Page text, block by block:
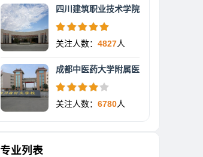
四川建筑职业技术学院
关注人数： 4827人
成都中医药大学附属医
关注人数： 6780人
专业列表